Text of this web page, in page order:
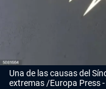
Una de las causas del
extremas /Europa Press